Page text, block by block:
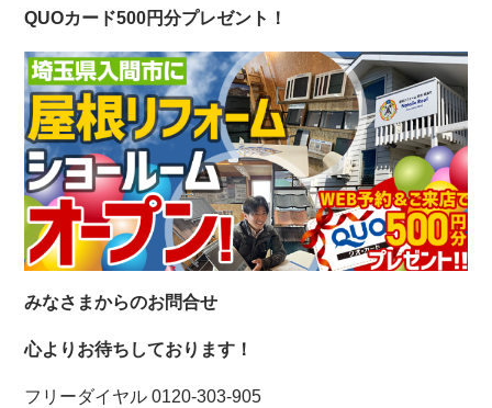
QUOカード500円分プレゼント！
みなさまからのお問合せ
心よりお待ちしております！
フリーダイヤル 0120-303-905